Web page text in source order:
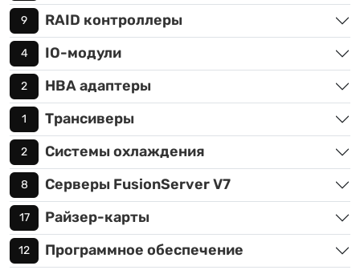
9 RAID контроллеры
4 IO-модули
2 HBA адаптеры
1 Трансиверы
2 Системы охлаждения
8 Серверы FusionServer V7
17 Райзер-карты
12 Программное обеспечение